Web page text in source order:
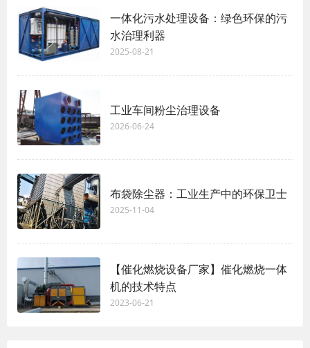
一体化污水处理设备：绿色环保的污
水治理利器
2025-08-21
工业车间粉尘治理设备
2026-06-24
布袋除尘器：工业生产中的环保卫士
2025-11-04
【催化燃烧设备厂家】催化燃烧一体
机的技术特点
2023-06-21